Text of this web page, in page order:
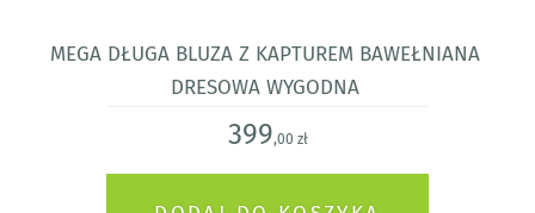
mega długa bluza z kapturem bawełniana
dresowa wygodna
399,00 zł